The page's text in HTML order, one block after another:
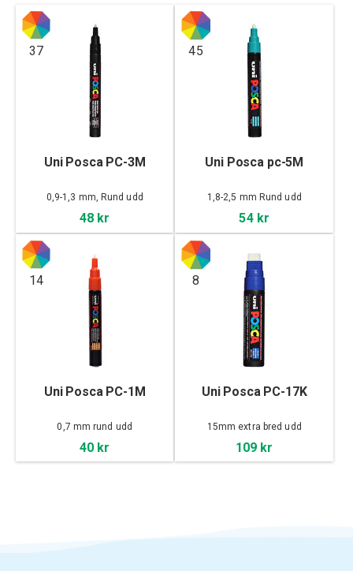
37
Uni Posca PC-3M
0,9-1,3 mm, Rund udd
48 kr
45
Uni Posca pc-5M
1,8-2,5 mm Rund udd
54 kr
14
Uni Posca PC-1M
0,7 mm rund udd
40 kr
8
Uni Posca PC-17K
15mm extra bred udd
109 kr